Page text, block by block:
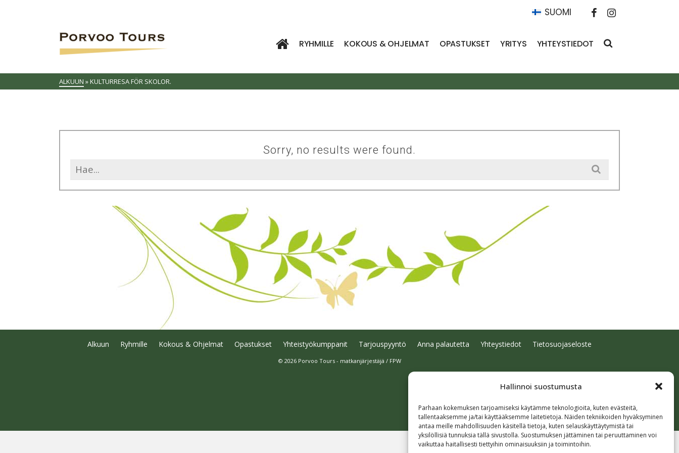
Hallinnoi suostumusta
Parhaan kokemuksen tarjoamiseksi käytämme teknologioita, kuten evästeitä,
tallentaaksemme ja/tai käyttääksemme laitetietoja. Näiden tekniikoiden hyväksyminen
antaa meille mahdollisuuden käsitellä tietoja, kuten selauskäyttäytymistä tai
yksilöllisiä tunnuksia tällä sivustolla. Suostumuksen jättäminen tai peruuttaminen voi
vaikuttaa haitallisesti tiettyihin ominaisuuksiin ja toimintoihin.
SUOMI
RYHMILLE KOKOUS & OHJELMAT OPASTUKSET YRITYS YHTEYSTIEDOT
ALKUUN »KULTURRESA FÖR SKOLOR.
Sorry, no results were found.
Search
for:
Alkuun Ryhmille Kokous & Ohjelmat Opastukset Yhteistyökumppanit Tarjouspyyntö Anna palautetta Yhteystiedot Tietosuojaseloste
© 2026 Porvoo Tours - matkanjärjestäjä / FPW